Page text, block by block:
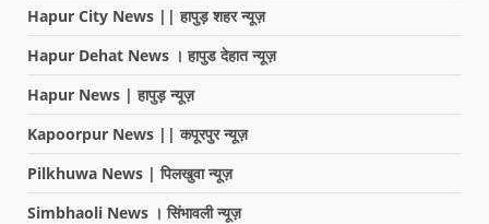
Hapur City News || हापुड़ शहर न्यूज़
Hapur Dehat News । हापुड देहात न्यूज़
Hapur News | हापुड़ न्यूज़
Kapoorpur News || कपूरपुर न्यूज़
Pilkhuwa News | पिलखुवा न्यूज़
Simbhaoli News । सिंभावली न्यूज़